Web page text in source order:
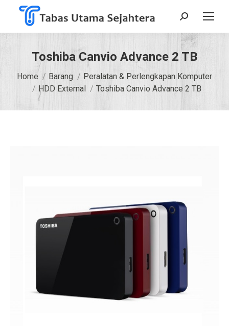
Search:
Toshiba Canvio Advance 2 TB
You are here:
Home Barang
Peralatan & Perlengkapan Komputer
HDD External
Toshiba Canvio Advance 2 TB